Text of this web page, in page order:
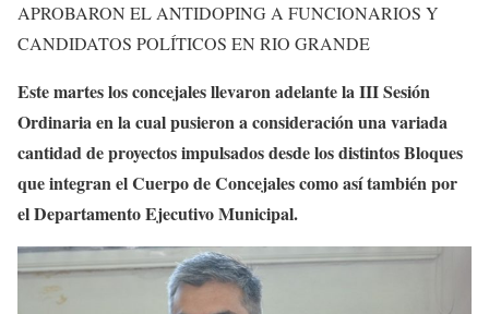
APROBARON EL ANTIDOPING A FUNCIONARIOS Y
CANDIDATOS POLÍTICOS EN RIO GRANDE
Este martes los concejales llevaron adelante la III Sesión
Ordinaria en la cual pusieron a consideración una variada
cantidad de proyectos impulsados desde los distintos Bloques
que integran el Cuerpo de Concejales como así también por
el Departamento Ejecutivo Municipal.